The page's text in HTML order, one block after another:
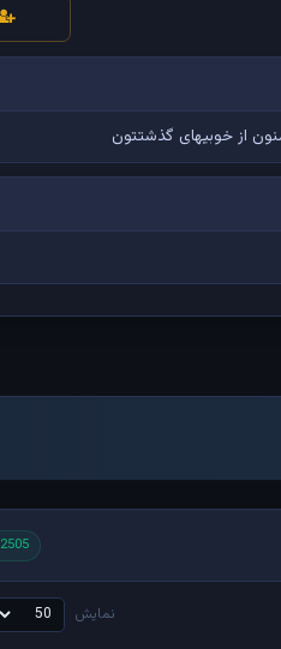
از خوبیهای گذشتتون
2505 فایل
نمایش